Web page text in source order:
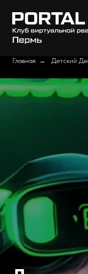
Главная → Детский